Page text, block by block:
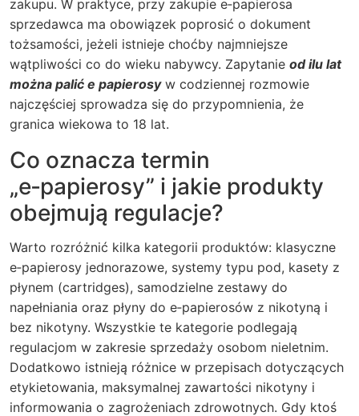
zakupu. W praktyce, przy zakupie e‑papierosa
sprzedawca ma obowiązek poprosić o dokument
tożsamości, jeżeli istnieje choćby najmniejsze
wątpliwości co do wieku nabywcy. Zapytanie od ilu lat
można palić e papierosyw codziennej rozmowie
najczęściej sprowadza się do przypomnienia, że
granica wiekowa to 18 lat.
Co oznacza termin
„e‑papierosy” i jakie produkty
obejmują regulacje?
Warto rozróżnić kilka kategorii produktów: klasyczne
e‑papierosy jednorazowe, systemy typu pod, kasety z
płynem (cartridges), samodzielne zestawy do
napełniania oraz płyny do e‑papierosów z nikotyną i
bez nikotyny. Wszystkie te kategorie podlegają
regulacjom w zakresie sprzedaży osobom nieletnim.
Dodatkowo istnieją różnice w przepisach dotyczących
etykietowania, maksymalnej zawartości nikotyny i
informowania o zagrożeniach zdrowotnych. Gdy ktoś